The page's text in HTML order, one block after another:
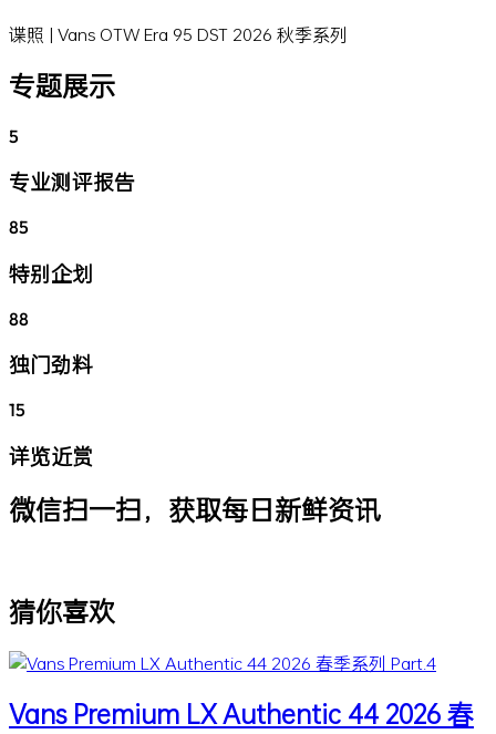
谍照 | Vans OTW Era 95 DST 2026 秋季系列
专题展示
5
专业测评报告
85
特别企划
88
独门劲料
15
详览近赏
微信扫一扫，获取每日新鲜资讯
猜你喜欢
Vans Premium LX Authentic 44 2026 春